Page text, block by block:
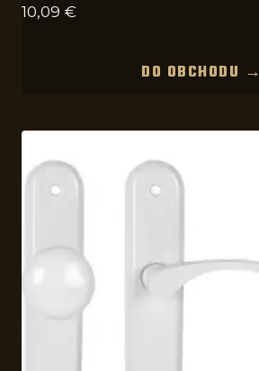
10,09 €
DO OBCHODU →